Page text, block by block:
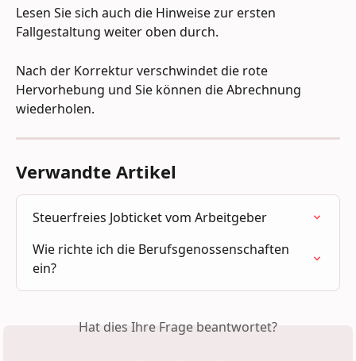
Lesen Sie sich auch die Hinweise zur ersten
Fallgestaltung weiter oben durch.
Nach der Korrektur verschwindet die rote
Hervorhebung und Sie können die Abrechnung
wiederholen.
Verwandte Artikel
Steuerfreies Jobticket vom Arbeitgeber
Wie richte ich die Berufsgenossenschaften
ein?
Hat dies Ihre Frage beantwortet?